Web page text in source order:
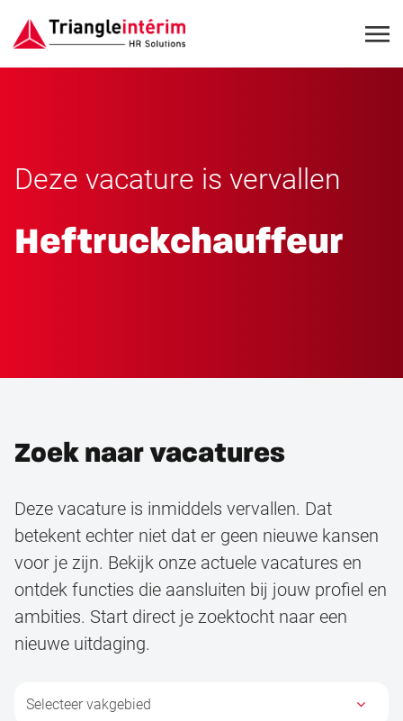
Deze vacature is vervallen
Heftruckchauffeur
Zoek naar vacatures
Deze vacature is inmiddels vervallen. Dat
betekent echter niet dat er geen nieuwe kansen
voor je zijn. Bekijk onze actuele vacatures en
ontdek functies die aansluiten bij jouw profiel en
ambities. Start direct je zoektocht naar een
nieuwe uitdaging.